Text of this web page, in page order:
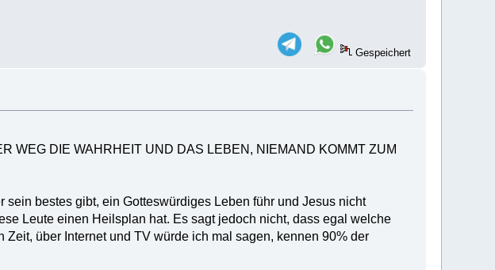
Gespeichert
WEG DIE WAHRHEIT UND DAS LEBEN, NIEMAND KOMMT ZUM
bestes gibt, ein Gotteswürdiges Leben führ und Jesus nicht
Leute einen Heilsplan hat. Es sagt jedoch nicht, dass egal welche
über Internet und TV würde ich mal sagen, kennen 90% der